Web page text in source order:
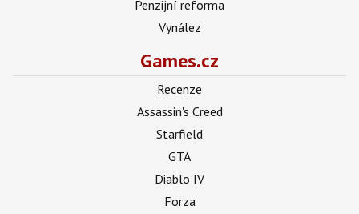
Penzijní reforma
Vynález
Games.cz
Recenze
Assassin's Creed
Starfield
GTA
Diablo IV
Forza